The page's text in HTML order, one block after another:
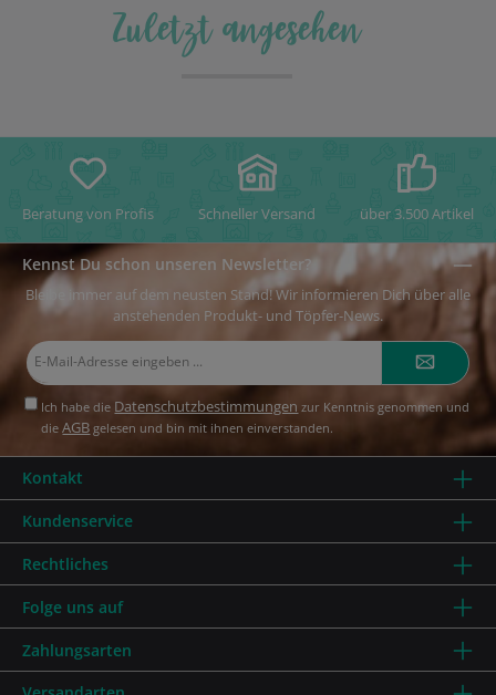
Zuletzt angesehen
Beratung von Profis Schneller Versand über 3.500 Artikel
Kennst Du schon unseren Newsletter?
Bleibe immer auf dem neusten Stand! Wir informieren Dich über alle
anstehenden Produkt- und Töpfer-News.
Ich habe die Datenschutzbestimmungen zur Kenntnis genommen und
dieAGB gelesen und bin mit ihnen einverstanden.
Kundenservice
Rechtliches
Kontakt
Zahlungsarten
Folge uns auf